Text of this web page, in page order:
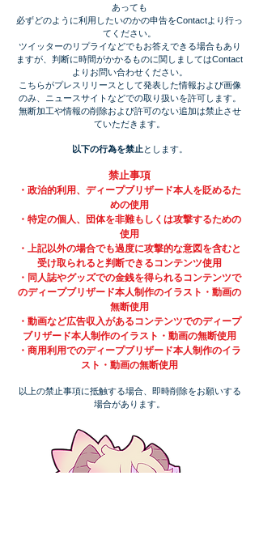
あっても
必ずどのように利用したいのかの申告をContactより行っ
てください。
​ツイッターのリプライなどでもお答えできる場合もあり
ますが、判断に時間がかかるものに関しましてはContact
よりお問い合わせください。
こちらがプレスリリースとして発表した情報および画像
のみ、ニュースサイトなどでの取り扱いを許可します。
無断加工や情報の削除および許可のない追加は禁止させ
ていただきます。
以下の行為を禁止とします。
禁止事項
・政治的利用、ディープブリザード本人を貶めるた
めの使用
・特定の個人、団体を非難もしくは攻撃するための
使用
・上記以外の場合でも過度に攻撃的な意図を含むと
受け取られると判断できるコンテンツ使用
・同人誌やグッズでの金銭を得られるコンテンツで
のディープブリザード本人制作のイラスト・動画の
無断使用
・動画など広告収入があるコンテンツでのディープ
ブリザード本人制作のイラスト・動画の無断使用
・商用利用でのディープブリザード本人制作のイラ
スト・動画の無断使用
以上の禁止事項に抵触する場合、即時削除をお願いする
場合があります。​